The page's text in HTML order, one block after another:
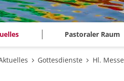
Pastoraler Raum
Gottesdienste Hl. Messe